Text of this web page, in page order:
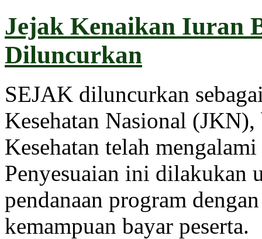
Jejak Kenaikan Iuran
Diluncurkan
SEJAK diluncurkan
Kesehatan Nasional (JKN),
Kesehatan telah
Penyesuaian ini dilakukan
pendanaan program
kemampuan bayar peserta.